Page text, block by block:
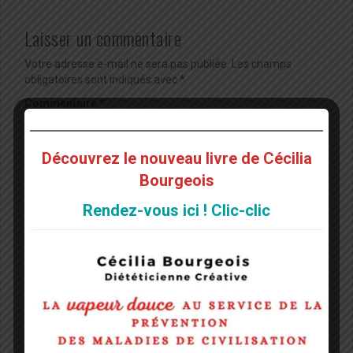
Laisser un commentaire
Votre adresse e-mail ne sera pas publiée. Les champs
obligatoires sont indiqués avec*
Découvrez le nouveau livre de Cécilia
Bourgeois
Rendez-vous ici ! Clic-clic